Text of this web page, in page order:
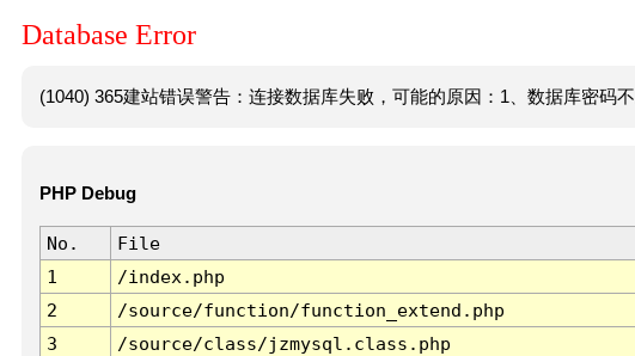
Database Error
(1040) 365建站错误警告：连接数据库失败，可能的原因：1、数据库密码
PHP Debug
No. File
1
/index.php
2
/source/function/function_extend.php
3
/source/class/jzmysql.class.php